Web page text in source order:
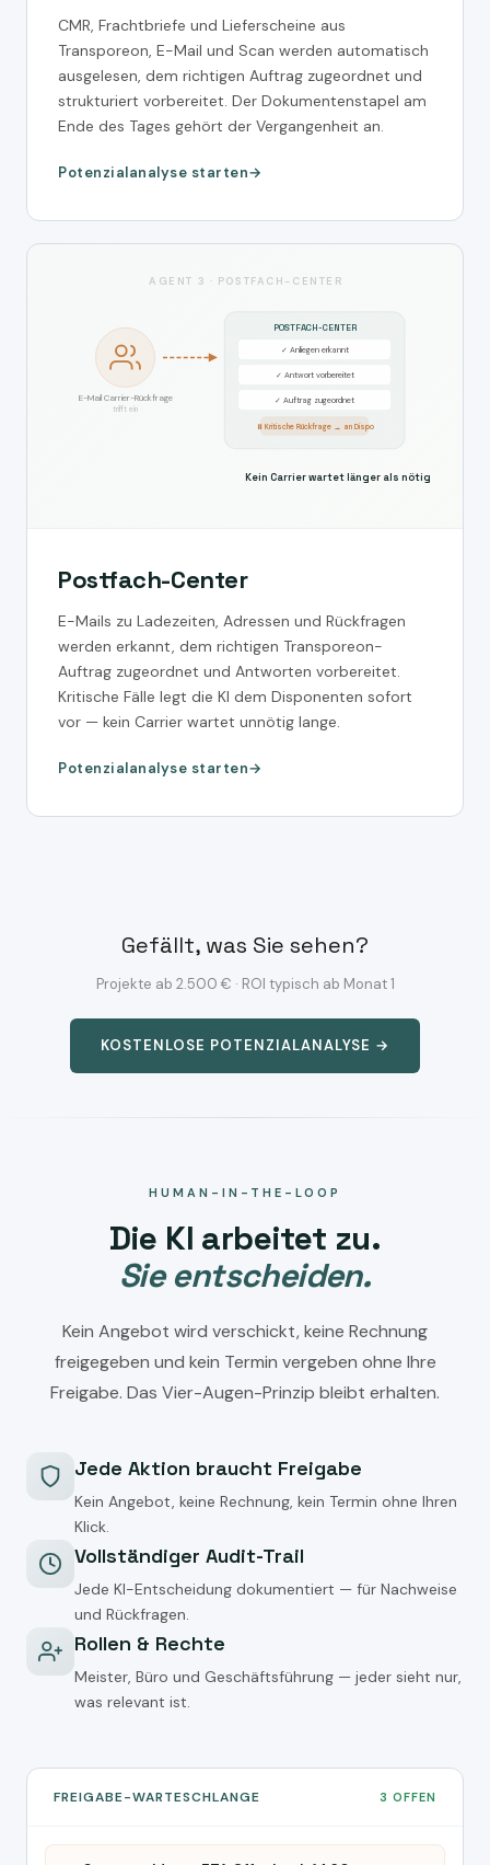
CMR, Frachtbriefe und Lieferscheine aus
Transporeon, E-Mail und Scan werden automatisch
ausgelesen, dem richtigen Auftrag zugeordnet und
strukturiert vorbereitet. Der Dokumentenstapel am
Ende des Tages gehört der Vergangenheit an.
Potenzialanalyse starten
AGENT 3 · POSTFACH-CENTER
E-Mail Carrier-Rückfrage
trifft ein
POSTFACH-CENTER
✓ Anliegen erkannt
✓ Antwort vorbereitet
✓ Auftrag zugeordnet
⏸ Kritische Rückfrage → an Dispo
Kein Carrier wartet länger als nötig
Postfach-Center
E-Mails zu Ladezeiten, Adressen und Rückfragen
werden erkannt, dem richtigen Transporeon-
Auftrag zugeordnet und Antworten vorbereitet.
Kritische Fälle legt die KI dem Disponenten sofort
vor — kein Carrier wartet unnötig lange.
Potenzialanalyse starten
Gefällt, was Sie sehen?
Projekte ab 2.500 € · ROI typisch ab Monat 1
KOSTENLOSE POTENZIALANALYSE →
HUMAN-IN-THE-LOOP
Die KI arbeitet zu.
Sie entscheiden.
Kein Angebot wird verschickt, keine Rechnung
freigegeben und kein Termin vergeben ohne Ihre
Freigabe. Das Vier-Augen-Prinzip bleibt erhalten.
Jede Aktion braucht Freigabe
Kein Angebot, keine Rechnung, kein Termin ohne Ihren
Klick.
Vollständiger Audit-Trail
Jede KI-Entscheidung dokumentiert — für Nachweise
und Rückfragen.
Rollen & Rechte
Meister, Büro und Geschäftsführung — jeder sieht nur,
was relevant ist.
FREIGABE-WARTESCHLANGE 3 OFFEN